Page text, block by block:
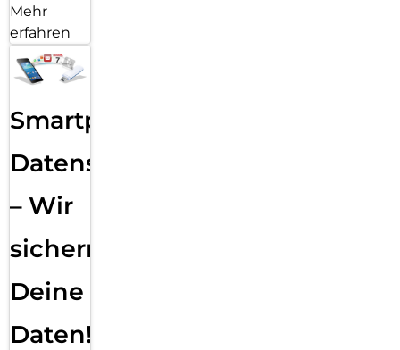
Mehr
erfahren
Smartphone
Datensicherung
– Wir
sichern
Deine
Daten!